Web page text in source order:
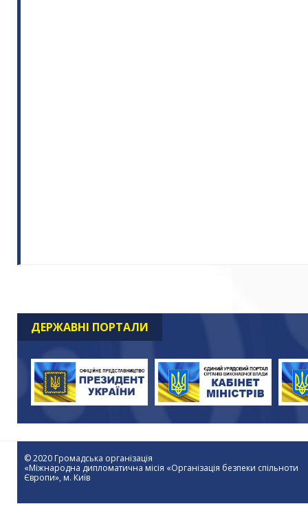
ДЕРЖАВНІ ПОРТАЛИ
© 2020 Громадська організація
«Міжнародна дипломатична місія «Організація безпеки спільноти
Європи», м. Київ